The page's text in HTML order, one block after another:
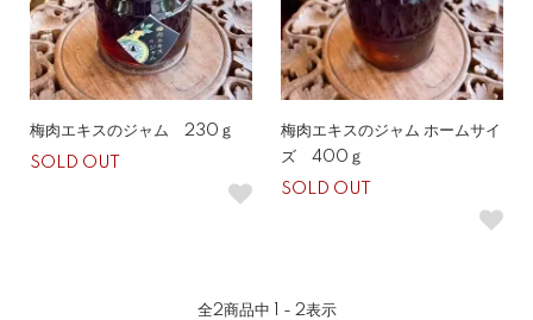
梅肉エキスのジャム 230ｇ
SOLD OUT
梅肉エキスのジャム ホームサイ
ズ 400ｇ
SOLD OUT
全2商品中 1 - 2表示